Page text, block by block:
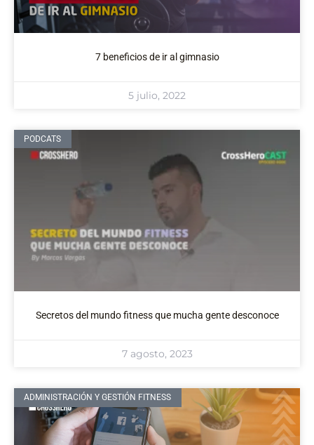
7 beneficios de ir al gimnasio
5 julio, 2022
PODCATS
Secretos del mundo fitness que mucha gente desconoce
7 agosto, 2023
ADMINISTRACIÓN Y GESTIÓN FITNESS